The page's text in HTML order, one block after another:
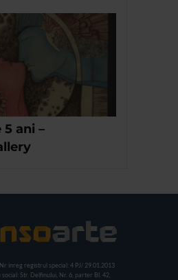
ani –
Nr inreg registrul special: 4 PJ/ 29.01.2013
social: Str. Delfinului, Nr. 6, parter Bl. 42,